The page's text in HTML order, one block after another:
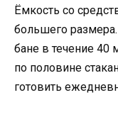
Ёмкость со
большего размера.
бане в течение 40
по половине
готовить